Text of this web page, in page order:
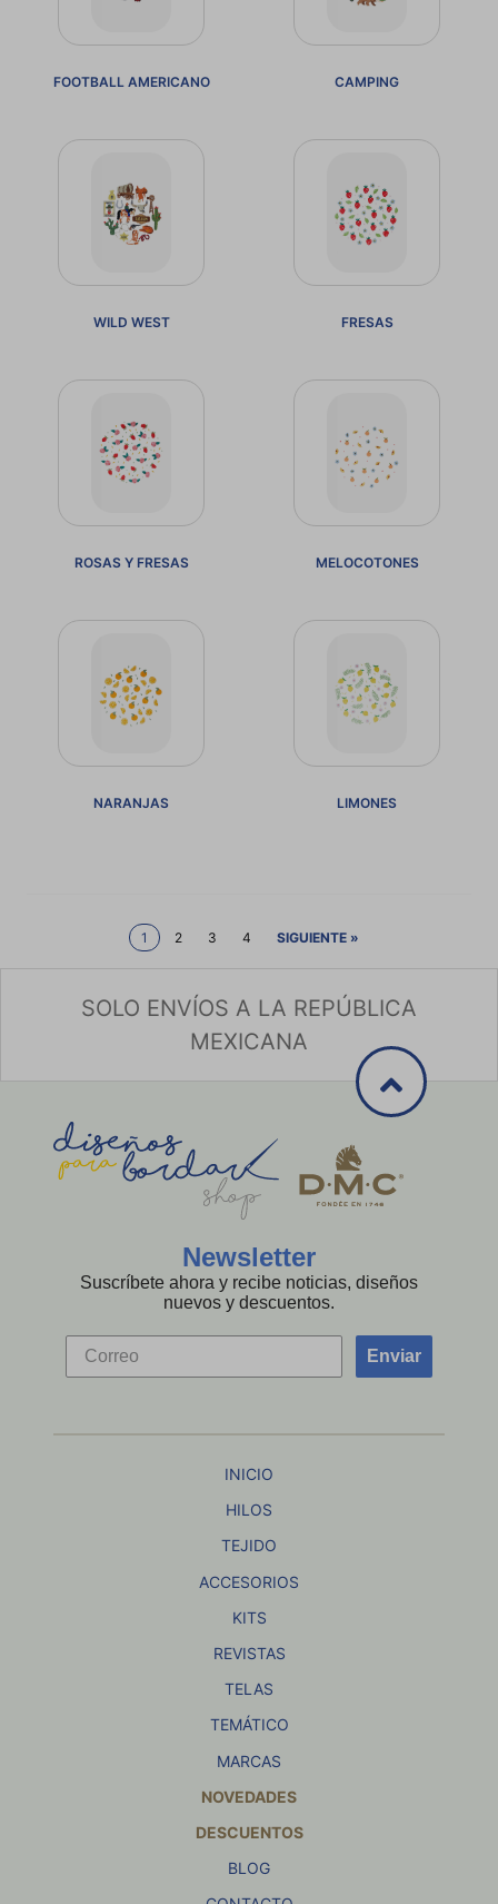
FOOTBALL AMERICANO CAMPING
WILD WEST FRESAS
ROSAS Y FRESAS MELOCOTONES
NARANJAS LIMONES
1 2 3 4 SIGUIENTE »
SOLO ENVÍOS A LA REPÚBLICA
MEXICANA
Newsletter
Suscríbete ahora y recibe noticias, diseños
nuevos y descuentos.
Enviar
INICIO
HILOS
TEJIDO
ACCESORIOS
KITS
REVISTAS
TELAS
TEMÁTICO
MARCAS
NOVEDADES
DESCUENTOS
BLOG